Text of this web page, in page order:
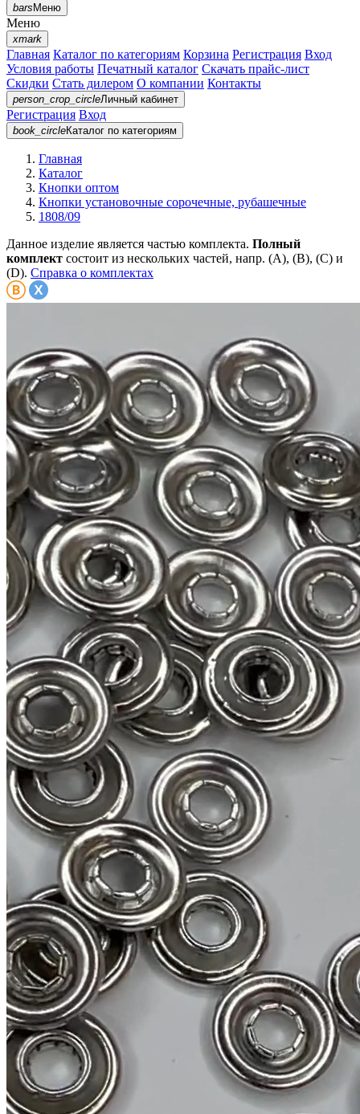
barsМеню
Меню
xmark
Главная Каталог по категориям Корзина Регистрация Вход
Условия работы Печатный каталог Скачать прайс-лист
Скидки Стать дилером О компании Контакты
person_crop_circleЛичный кабинет
Регистрация Вход
book_circleКаталог по категориям
Главная
Каталог
Кнопки оптом
Кнопки установочные сорочечные, рубашечные
1808/09
Данное изделие является частью комплекта. Полный
комплект состоит из нескольких частей, напр. (А), (B), (С) и
(D). Справка о комплектах